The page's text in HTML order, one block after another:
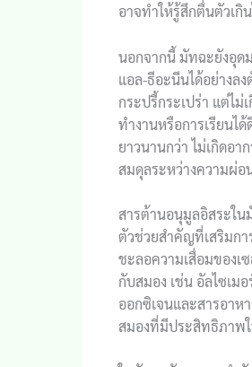
อาจทำให้รู้สึกตื่นตัวเกิ
นอกจากนี้ มัทฉะยังอุด
แอล-ธีอะนีนได้อย่างล
กระปรี้กระเปร่า แต่ไ
ทำงานหรือการเรียนไ
ยาวนานกว่า ไม่เกิดอ
สมดุลระหว่างความผ่อ
สารต้านอนุมูลอิสระใน
ตัวช่วยสำคัญที่เสริมกา
ชะลอความเสื่อมของเ
กับสมอง เช่น อัลไซเม
ออกซิเจนและสารอาห
สมองที่มีประสิทธิภาพ